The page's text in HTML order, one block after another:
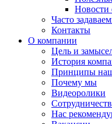
Новости
Часто
Контакты
О компании
Цель и
История
Принципы
Почему мы
Видеоролики
Нас